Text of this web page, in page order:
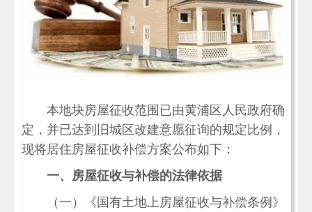
本地块房屋征收范围已由黄浦区人民政府确
定，并已达到旧城区改建意愿征询的规定比例，
现将居住房屋征收补偿方案公布如下：
一、房屋征收与补偿的法律依据
（一）《国有土地上房屋征收与补偿条例》